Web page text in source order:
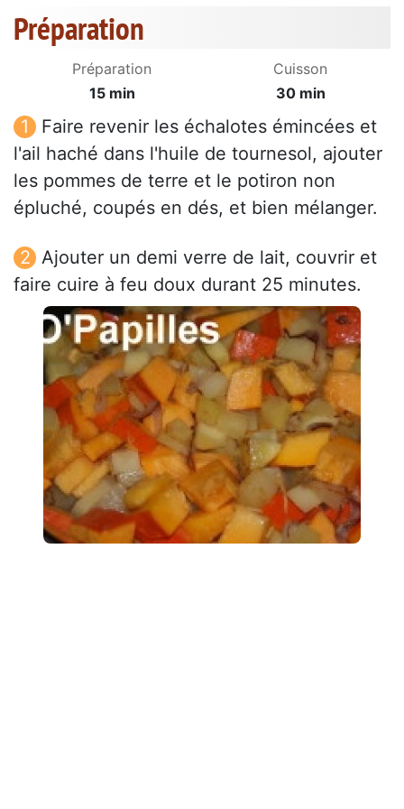
Préparation
Préparation
15 min
Cuisson
30 min
Faire revenir les échalotes émincées et
l'ail haché dans l'huile de tournesol, ajouter
les pommes de terre et le potiron non
épluché, coupés en dés, et bien mélanger.
Ajouter un demi verre de lait, couvrir et
faire cuire à feu doux durant 25 minutes.